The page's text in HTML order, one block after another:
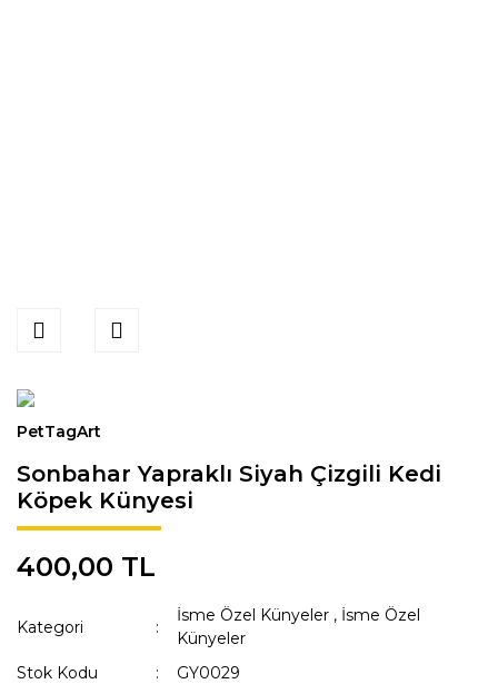
PetTagArt
Sonbahar Yapraklı Siyah Çizgili Kedi
Köpek Künyesi
400,00 TL
Kategori
İsme Özel Künyeler , İsme Özel
Künyeler
Stok Kodu
GY0029